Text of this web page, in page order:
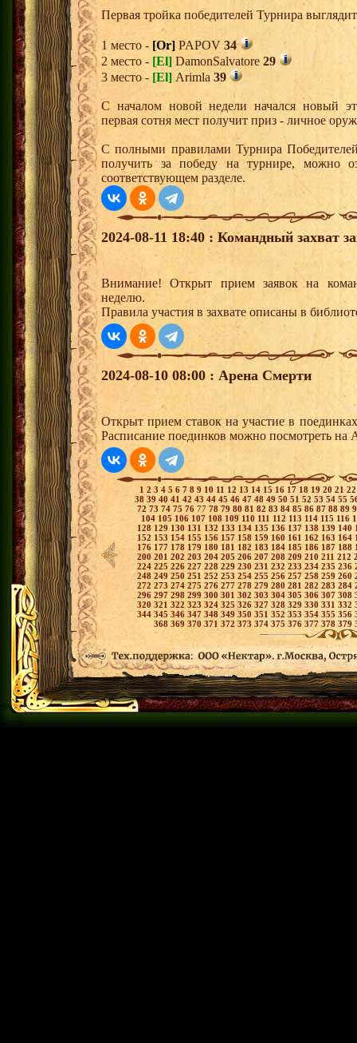
Первая тройка победителей Турнира
1 место - [Or] PAPOV 34
2 место - [El] DamonSalvatore 29
3 место - [El] Arimla 39
С началом новой недели начался новый
первая сотня мест получит приз - личное
С полными правилами Турнира
получить за победу на турнире, можно
соответствующем разделе.
2024-08-11 18:40 : Командный захват
Внимание! Открыт прием заявок на
неделю.
Правила участия в захвате описаны в
2024-08-10 08:00 : Арена Смерти
Открыт прием ставок на участие в
Расписание поединков можно посмотреть на
1 2 3 4 5 6 7 8 9 10 11 12 13 14 15 16 17 18 19 20 21
38 39 40 41 42 43 44 45 46 47 48 49 50 51 52 53 54 55
72 73 74 75 76 77 78 79 80 81 82 83 84 85 86 87 88 89
104 105 106 107 108 109 110 111 112 113 114 115 116
128 129 130 131 132 133 134 135 136 137 138 139 140
152 153 154 155 156 157 158 159 160 161 162 163 164
176 177 178 179 180 181 182 183 184 185 186 187 188
200 201 202 203 204 205 206 207 208 209 210 211 212
224 225 226 227 228 229 230 231 232 233 234 235 236
248 249 250 251 252 253 254 255 256 257 258 259 260
272 273 274 275 276 277 278 279 280 281 282 283 284
296 297 298 299 300 301 302 303 304 305 306 307 308
320 321 322 323 324 325 326 327 328 329 330 331 332
344 345 346 347 348 349 350 351 352 353 354 355 356
368 369 370 371 372 373 374 375 376 377 378 379